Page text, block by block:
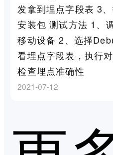
发拿到埋点字段表 3
安装包 测试方法 1、
移动设备 2、选择
看埋点字段表，执行
检查埋点准确性
2021-07-12